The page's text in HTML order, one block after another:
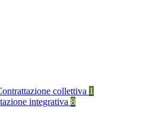
collettiva 1
integrativa 8